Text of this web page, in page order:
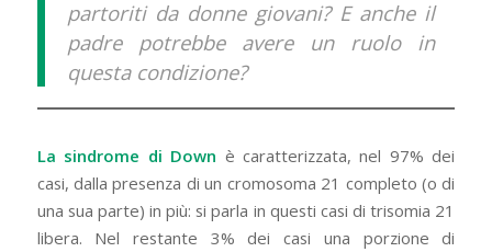
partoriti da donne giovani? E anche il
padre potrebbe avere un ruolo in
questa condizione?
La sindrome di Down è caratterizzata, nel 97% dei
casi, dalla presenza di un cromosoma 21 completo (o di
una sua parte) in più: si parla in questi casi di trisomia 21
libera. Nel restante 3% dei casi una porzione di